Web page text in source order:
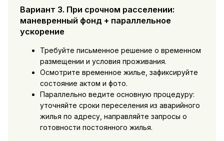
Вариант 3. При срочном расселении:
маневренный фонд + параллельное
ускорение
Требуйте письменное решение о временном
размещении и условия проживания.
Осмотрите временное жилье, зафиксируйте
состояние актом и фото.
Параллельно ведите основную процедуру:
уточняйте сроки переселения из аварийного
жилья по адресу, направляйте запросы о
готовности постоянного жилья.